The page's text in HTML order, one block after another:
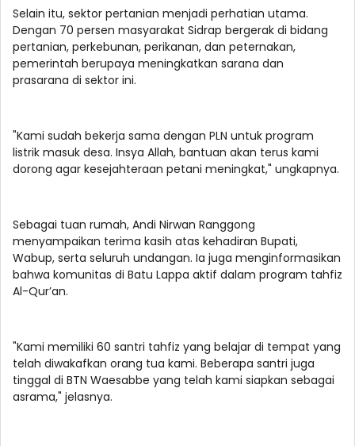
Selain itu, sektor pertanian menjadi perhatian utama.
Dengan 70 persen masyarakat Sidrap bergerak di bidang
pertanian, perkebunan, perikanan, dan peternakan,
pemerintah berupaya meningkatkan sarana dan
prasarana di sektor ini.
"Kami sudah bekerja sama dengan PLN untuk program
listrik masuk desa. Insya Allah, bantuan akan terus kami
dorong agar kesejahteraan petani meningkat," ungkapnya.
Sebagai tuan rumah, Andi Nirwan Ranggong
menyampaikan terima kasih atas kehadiran Bupati,
Wabup, serta seluruh undangan. Ia juga menginformasikan
bahwa komunitas di Batu Lappa aktif dalam program tahfiz
Al-Qur’an.
"Kami memiliki 60 santri tahfiz yang belajar di tempat yang
telah diwakafkan orang tua kami. Beberapa santri juga
tinggal di BTN Waesabbe yang telah kami siapkan sebagai
asrama," jelasnya.